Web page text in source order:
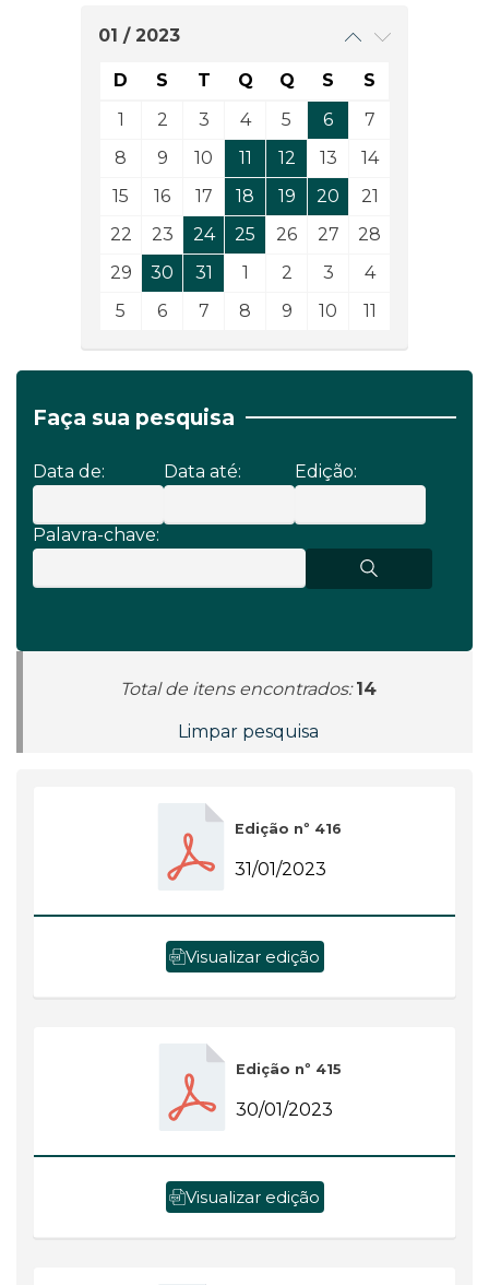
01 / 2023
D S T Q Q S
S
1
2 3 4 5 6
7
8
9 10 11 12 13
14
15
16 17 18 19 20
21
22
23 24 25 26 27
28
29
30 31 1 2 3
4
5
6 7 8 9 10 11
Faça sua pesquisa
Data de: Data até: Edição:
Palavra-chave:
Total de itens encontrados: 14
Limpar pesquisa
Edição nº 416
31/01/2023
Visualizar edição
Edição nº 415
30/01/2023
Visualizar edição